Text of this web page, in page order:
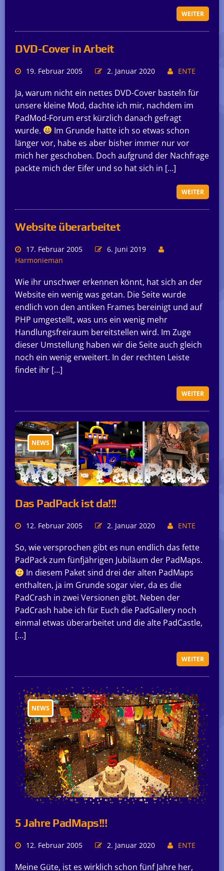
WEITER
DVD-Cover in Arbeit
19. Februar 2005 2. Januar 2020 ENTE
Ja, warum nicht ein nettes DVD-Cover basteln für
unsere kleine Mod, dachte ich mir, nachdem im
PadMod-Forum erst kürzlich danach gefragt
wurde.
Im Grunde hatte ich so etwas schon
länger vor, habe es aber bisher immer nur vor
mich her geschoben. Doch aufgrund der Nachfrage
packte mich der Eifer und so hat sich in […]
WEITER
Website überarbeitet
17. Februar 2005
6. Juni 2019
Harmonieman
Wie ihr unschwer erkennen könnt, hat sich an der
Website ein wenig was getan. Die Seite wurde
endlich von den antiken Frames bereinigt und auf
PHP umgestellt, was uns ein wenig mehr
Handlungsfreiraum bereitstellen wird. Im Zuge
dieser Umstellung haben wir die Seite auch gleich
noch ein wenig erweitert. In der rechten Leiste
findet ihr […]
WEITER
NEWS
Das PadPack ist da!!!
12. Februar 2005 2. Januar 2020 ENTE
So, wie versprochen gibt es nun endlich das fette
PadPack zum fünfjährigen Jubiläum der PadMaps.
In diesem Paket sind drei der alten PadMaps
enthalten, ja im Grunde sogar vier, da es die
PadCrash in zwei Versionen gibt. Neben der
PadCrash habe ich für Euch die PadGallery noch
einmal etwas überarbeitet und die alte PadCastle,
[…]
WEITER
NEWS
5 Jahre PadMaps!!!
12. Februar 2005 2. Januar 2020 ENTE
Meine Güte, ist es wirklich schon fünf Jahre her,